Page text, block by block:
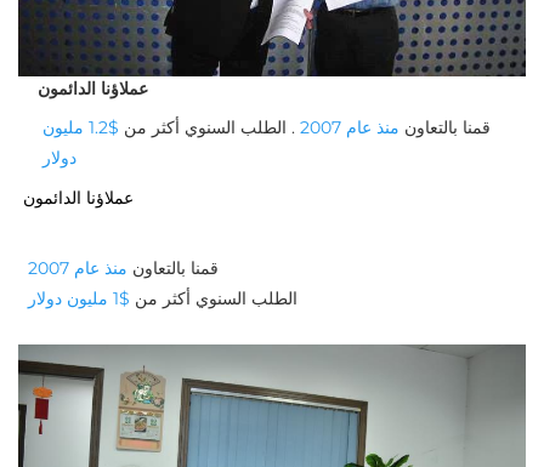
عملاؤنا الدائمون
قمنا بالتعاون منذ عام 2007 . الطلب السنوي أكثر من
$1.2 مليون
دولار
عملاؤنا الدائمون
قمنا بالتعاون منذ عام 2007
الطلب السنوي أكثر من $1 مليون دولار